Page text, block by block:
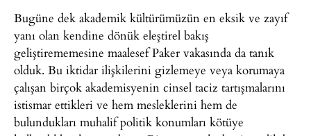
Bugüne dek akademik kültürümüzün en eksik ve zayıf
yanı olan kendine dönük eleştirel bakış
geliştirememesine maalesef Paker vakasında da tanık
olduk. Bu iktidar ilişkilerini gizlemeye veya korumaya
çalışan birçok akademisyenin cinsel taciz tartışmalarını
istismar ettikleri ve hem mesleklerini hem de
bulundukları muhalif politik konumları kötüye